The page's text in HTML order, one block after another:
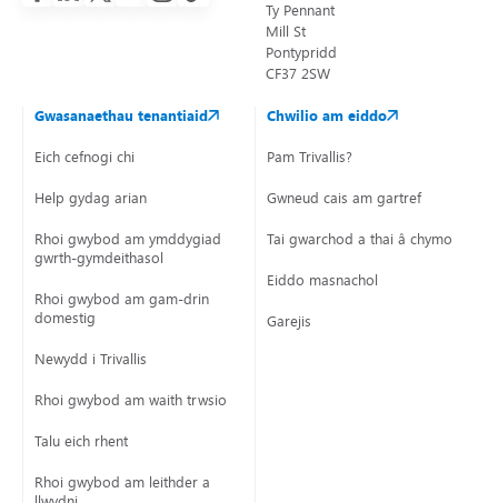
Ty Pennant
Mill St
Pontypridd
CF37 2SW
Gwasanaethau tenantiaid
Eich cefnogi chi
Help gydag arian
Rhoi gwybod am ymddygiad
gwrth-gymdeithasol
Rhoi gwybod am gam-drin
domestig
Newydd i Trivallis
Rhoi gwybod am waith trwsio
Talu eich rhent
Rhoi gwybod am leithder a
Chwilio am eiddo
Pam Trivallis?
Gwneud cais am gartref
Tai gwarchod a thai â chymorth
Eiddo masnachol
Garejis